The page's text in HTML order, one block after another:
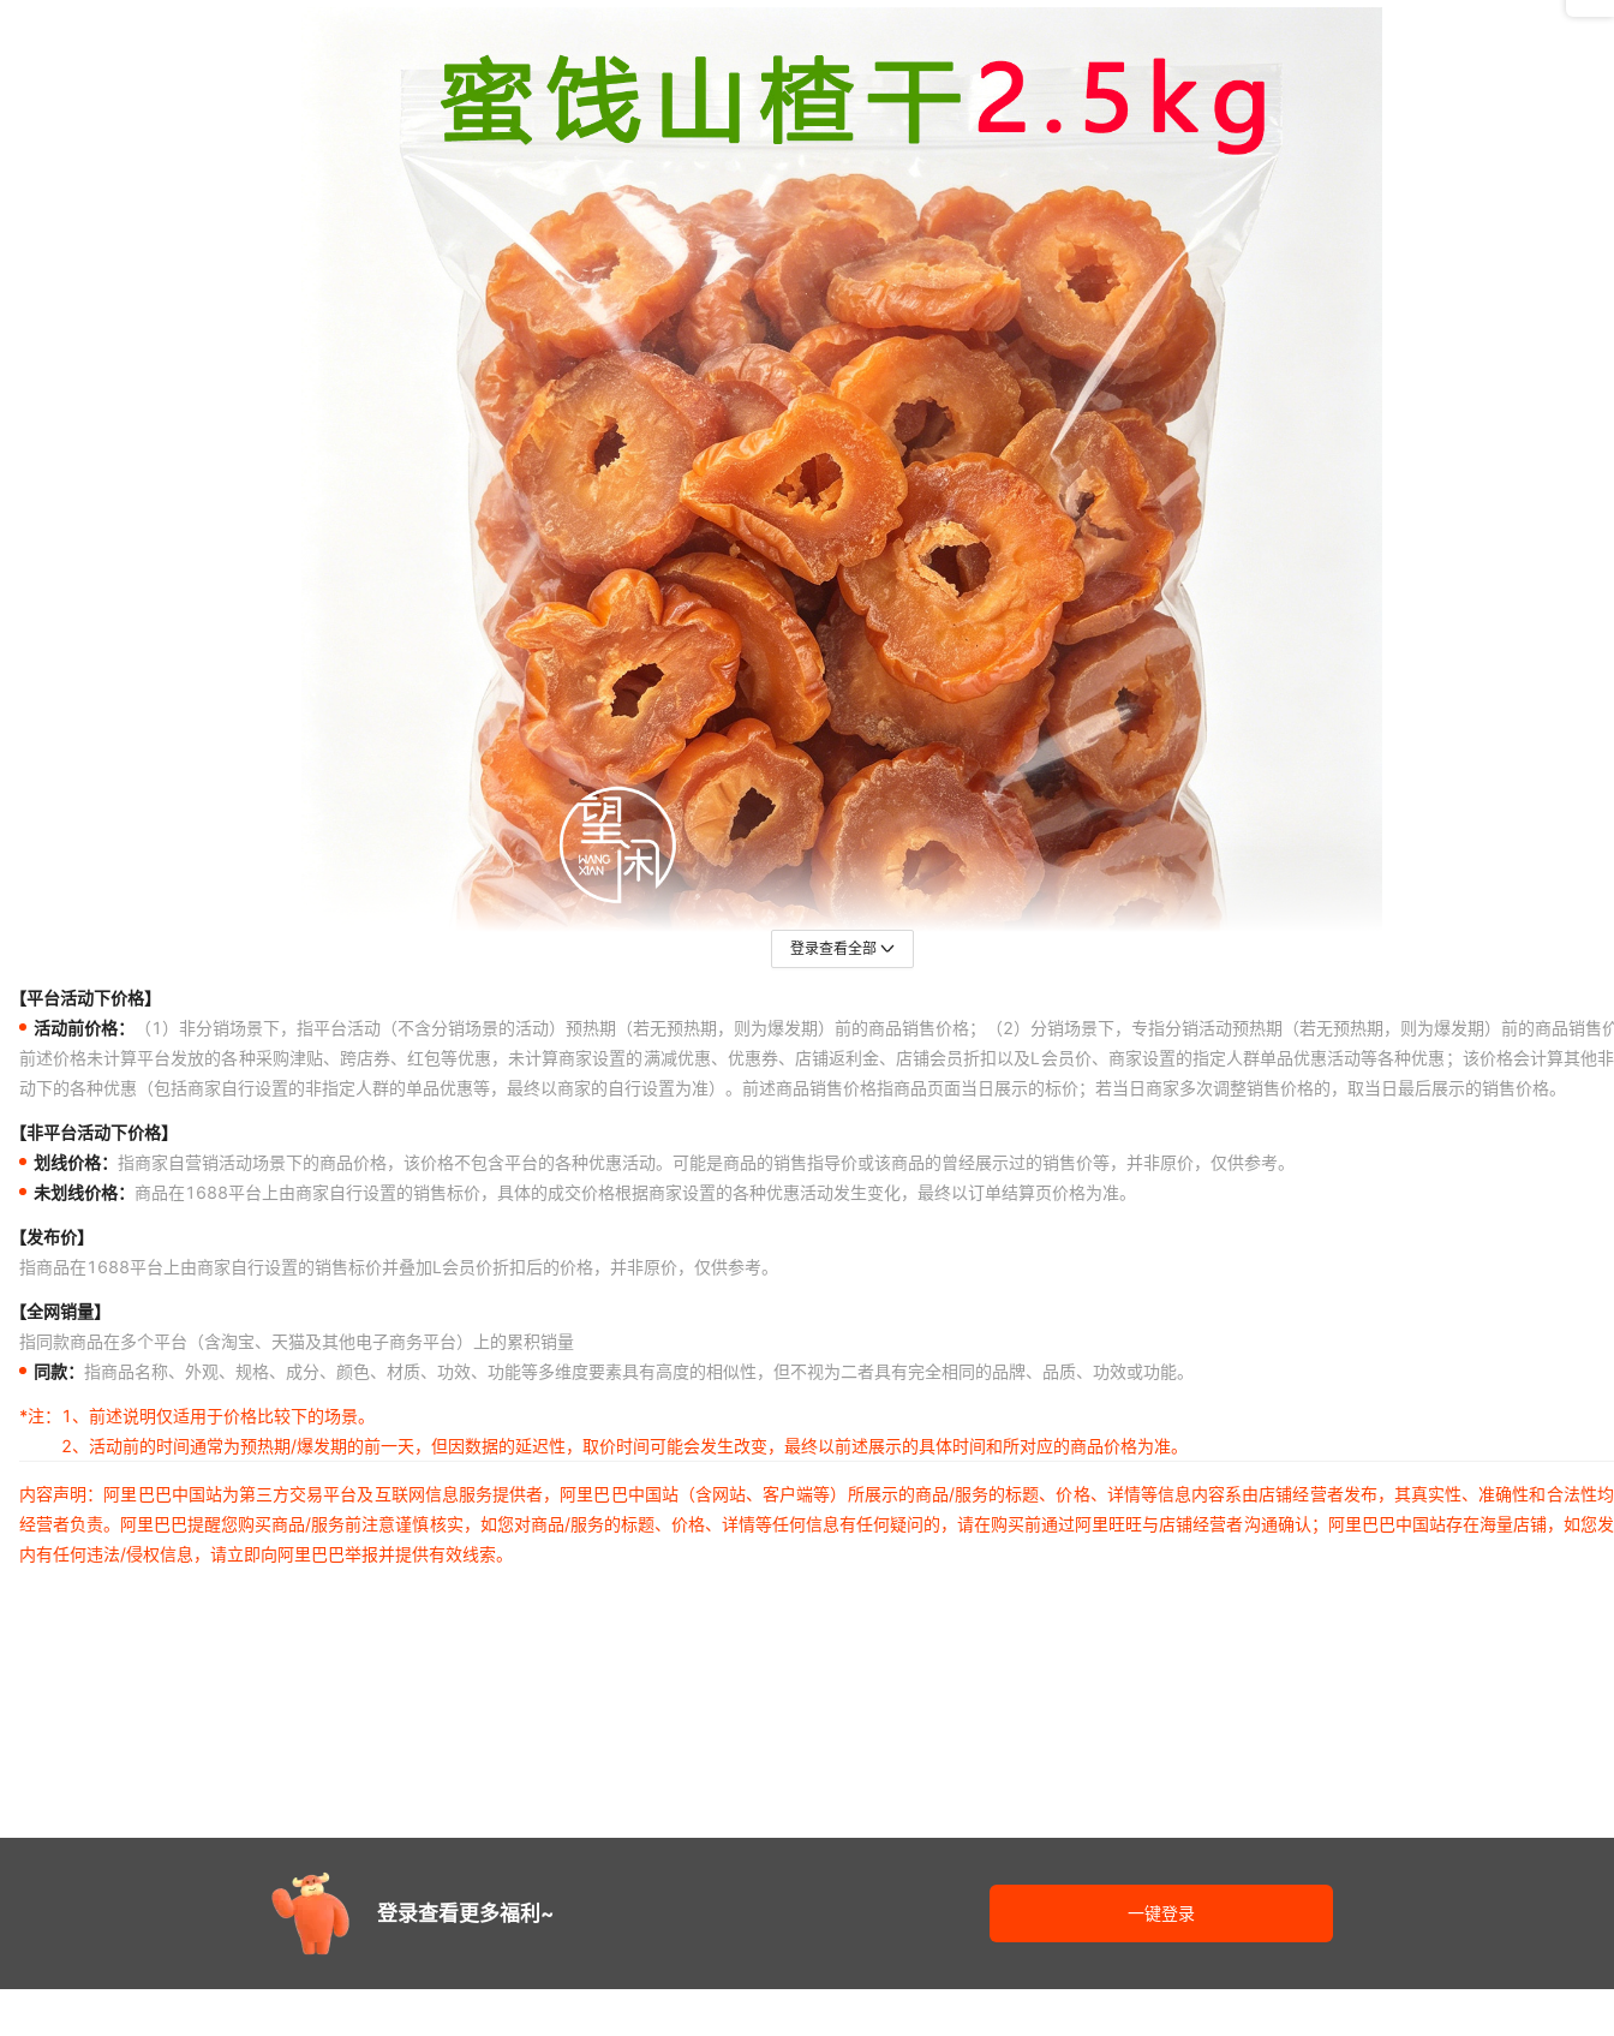
登录查看全部
【平台活动下价格】
活动前价格：
（1）非分销场景下，指平台活动（不含分销场景的活动）预热期（若无预热期，则为爆发期）前的商品销售价格；（2）分销场景下，专指分销活动预热期（若无预热期，则为爆发期）前的商品销售
前述价格未计算平台发放的各种采购津贴、跨店券、红包等优惠，未计算商家设置的满减优惠、优惠券、店铺返利金、店铺会员折扣以及L会员价、商家设置的指定人群单品优惠活动等各种优惠；该价格会计算其他
动下的各种优惠（包括商家自行设置的非指定人群的单品优惠等，最终以商家的自行设置为准）。前述商品销售价格指商品页面当日展示的标价；若当日商家多次调整销售价格的，取当日最后展示的销售价格。
【非平台活动下价格】
划线价格： 指商家自营销活动场景下的商品价格，该价格不包含平台的各种优惠活动。可能是商品的销售指导价或该商品的曾经展示过的销售价等，并非原价，仅供参考。
未划线价格： 商品在1688平台上由商家自行设置的销售标价，具体的成交价格根据商家设置的各种优惠活动发生变化，最终以订单结算页价格为准。
【发布价】
指商品在1688平台上由商家自行设置的销售标价并叠加L会员价折扣后的价格，并非原价，仅供参考。
【全网销量】
指同款商品在多个平台（含淘宝、天猫及其他电子商务平台）上的累积销量
同款： 指商品名称、外观、规格、成分、颜色、材质、功效、功能等多维度要素具有高度的相似性，但不视为二者具有完全相同的品牌、品质、功效或功能。
*注：
1、前述说明仅适用于价格比较下的场景。
2、活动前的时间通常为预热期/爆发期的前一天，但因数据的延迟性，取价时间可能会发生改变，最终以前述展示的具体时间和所对应的商品价格为准。
内容声明：阿里巴巴中国站为第三方交易平台及互联网信息服务提供者，阿里巴巴中国站（含网站、客户端等）所展示的商品/服务的标题、价格、详情等信息内容系由店铺经营者发布，其真实性、准确性和合法性
经营者负责。阿里巴巴提醒您购买商品/服务前注意谨慎核实，如您对商品/服务的标题、价格、详情等任何信息有任何疑问的，请在购买前通过阿里旺旺与店铺经营者沟通确认；阿里巴巴中国站存在海量店铺，如您
内有任何违法/侵权信息，请立即向阿里巴巴举报并提供有效线索。
登录查看更多福利~ 一键登录